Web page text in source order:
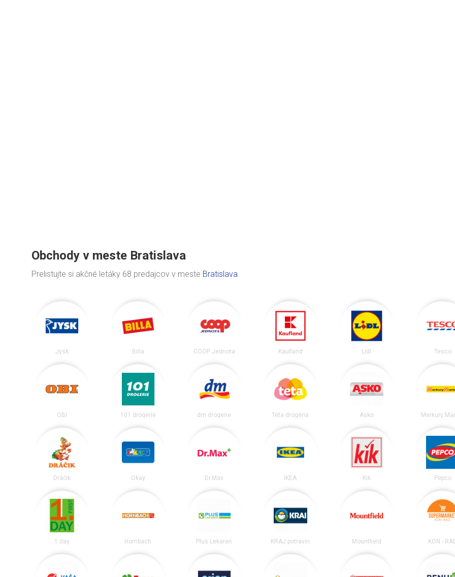
Obchody v meste Bratislava
Prelistujte si akčné letáky 68 predajcov v meste Bratislava
Jysk Billa COOP Jednota Kaufland Lidl Tesco
OBI 101 drogerie dm drogerie Teta drogéria Asko Merkury
Dráčik Okay Dr.Max IKEA Kik Pepco
1.day Hornbach Plus Lekáreň KRAJ potravín Mountfield KON -